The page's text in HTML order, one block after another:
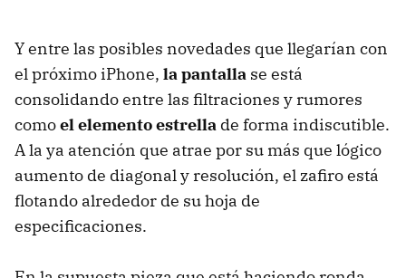
Y entre las posibles novedades que llegarían con
el próximo iPhone, la pantalla se está
consolidando entre las filtraciones y rumores
comoel elemento estrella de forma indiscutible.
A la ya atención que atrae por su más que lógico
aumento de diagonal y resolución, el zafiro está
flotando alrededor de su hoja de
especificaciones.